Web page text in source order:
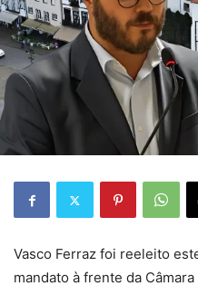
Vasco Ferraz foi reeleito
mandato à frente da